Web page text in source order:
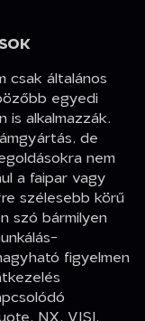
csak általános
egyedi
alkalmazzák.
de
nem
a faipar vagy
szélesebb körű
szó bármilyen
figyelmen
NX, VISI,